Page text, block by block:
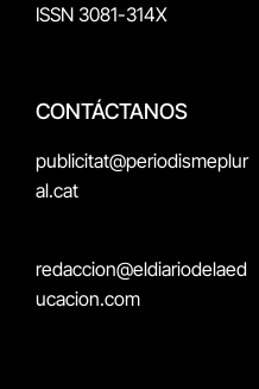
ISSN 3081-314X
CONTÁCTANOS
publicitat@periodismeplur
al.cat
redaccion@eldiariodelaed
ucacion.com